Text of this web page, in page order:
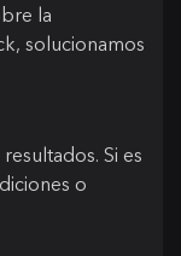
la
solucionamos
Si es
o